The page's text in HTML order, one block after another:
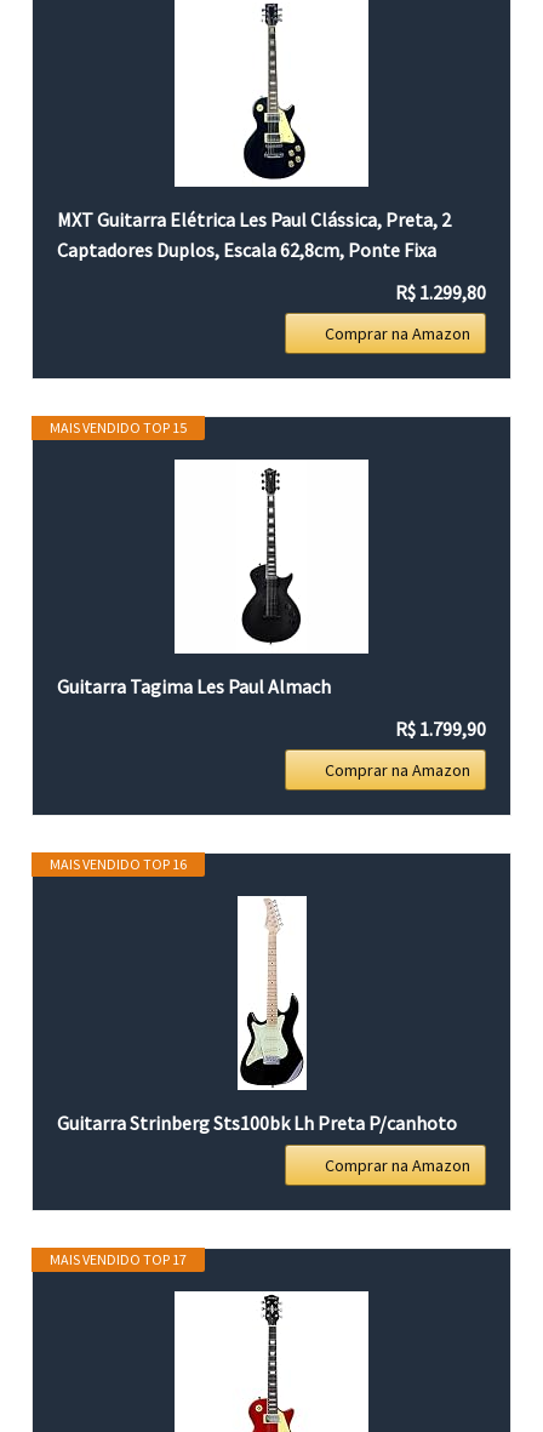
MXT Guitarra Elétrica Les Paul Clássica, Preta, 2
Captadores Duplos, Escala 62,8cm, Ponte Fixa
R$ 1.299,80
Comprar na Amazon
MAIS VENDIDO TOP 15
Guitarra Tagima Les Paul Almach
R$ 1.799,90
Comprar na Amazon
MAIS VENDIDO TOP 16
Guitarra Strinberg Sts100bk Lh Preta P/canhoto
Comprar na Amazon
MAIS VENDIDO TOP 17